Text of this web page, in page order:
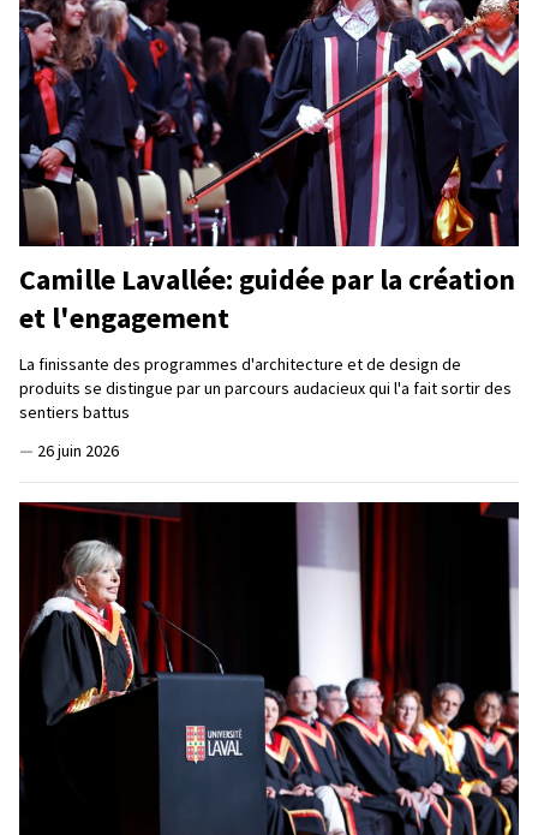
Camille Lavallée: guidée par la création
et l'engagement
La finissante des programmes d'architecture et de design de
produits se distingue par un parcours audacieux qui l'a fait sortir des
sentiers battus
— 26 juin 2026